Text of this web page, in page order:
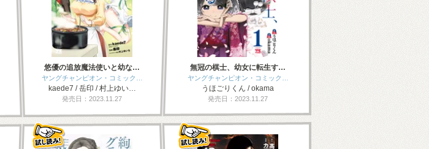
悠優の追放魔法使いと幼な…
ヤングチャンピオン・コミック…
kaede7 / 岳印 / 村上ゆい…
発売日：2023.11.27
無冠の棋士、幼女に転生す…
ヤングチャンピオン・コミック…
うほごりくん / okama
発売日：2023.11.27